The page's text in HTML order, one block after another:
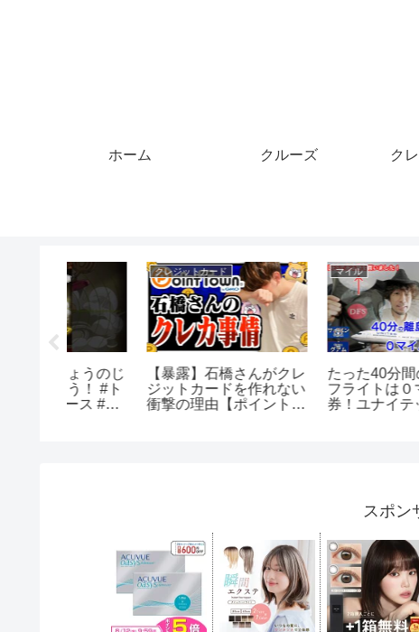
ホーム クルーズ ク
たった40分間の離島間
フライトは０マイル発
券！ユナイテッド航空
マイル
【実質13,750マイルで搭
乗！】36歳バースデー
フライトはANA ファー
スポン